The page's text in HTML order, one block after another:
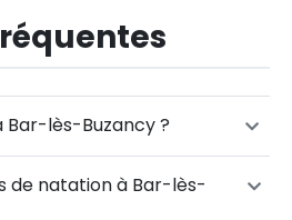
Bar-lès-Buzancy ?
de natation à Bar-lès-